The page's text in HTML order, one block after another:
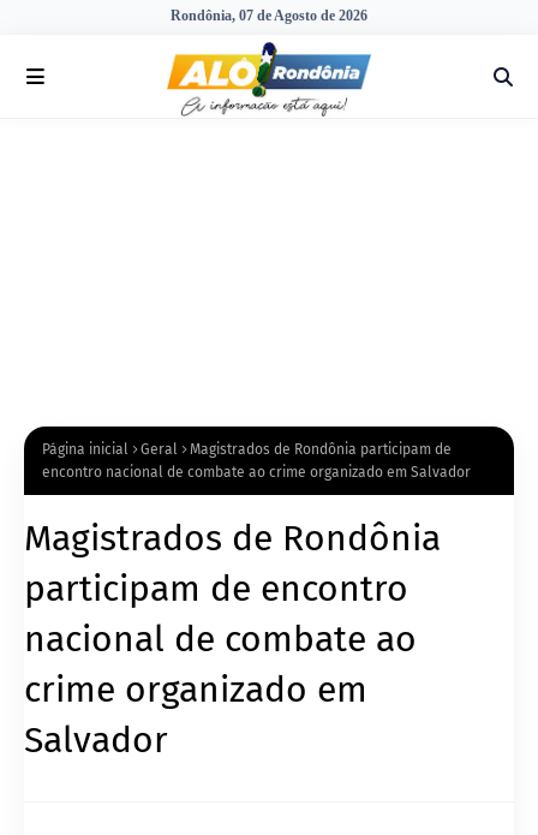
Rondônia, 07 de Agosto de 2026
Página inicial Geral
Magistrados de Rondônia participam de
encontro nacional de combate ao crime organizado em Salvador
Magistrados de Rondônia
participam de encontro
nacional de combate ao
crime organizado em
Salvador